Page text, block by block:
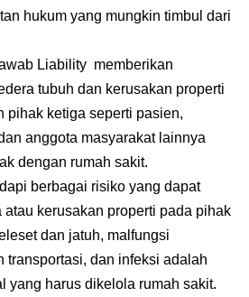
hukum yang mungkin timbul dari
Liability memberikan
tubuh dan kerusakan properti
pihak ketiga seperti pasien,
anggota masyarakat lainnya
dengan rumah sakit.
berbagai risiko yang dapat
atau kerusakan properti pada pihak
dan jatuh, malfungsi
transportasi, dan infeksi adalah
yang harus dikelola rumah sakit.